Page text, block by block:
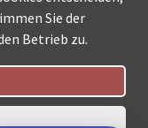
Schweiz
Sie der
Betrieb zu.